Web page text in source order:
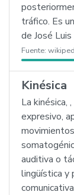
tráfico. Es
de José
Fuente:
Kinésica
La kinésica,
expresivo,
auditiva o
lingüística y